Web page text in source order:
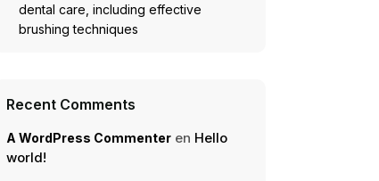
dental care, including effective
brushing techniques
Recent Comments
A WordPress Commenter en Hello
world!